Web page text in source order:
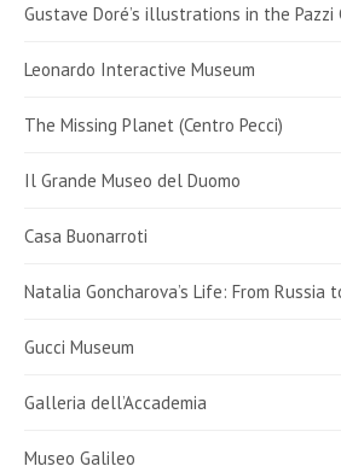
Gustave Doré’s illustrations in the Pazzi
Leonardo Interactive Museum
The Missing Planet (Centro Pecci)
Il Grande Museo del Duomo
Casa Buonarroti
Natalia Goncharova’s Life: From Russia
Gucci Museum
Galleria dell’Accademia
Museo Galileo